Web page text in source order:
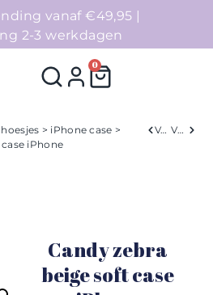
vanaf €49,95 |
2-3 werkdagen
0
> iPhone case >
iPhone
Verleden Volgend
Candy zebra
beige soft case